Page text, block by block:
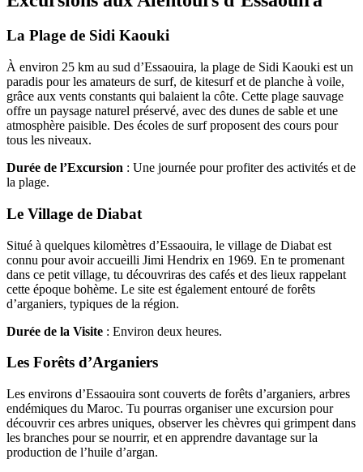
La Plage de Sidi Kaouki
À environ 25 km au sud d’Essaouira, la plage de Sidi Kaouki est un
paradis pour les amateurs de surf, de kitesurf et de planche à voile,
grâce aux vents constants qui balaient la côte. Cette plage sauvage
offre un paysage naturel préservé, avec des dunes de sable et une
atmosphère paisible. Des écoles de surf proposent des cours pour
tous les niveaux.
Durée de l’Excursion : Une journée pour profiter des activités et de
la plage.
Le Village de Diabat
Situé à quelques kilomètres d’Essaouira, le village de Diabat est
connu pour avoir accueilli Jimi Hendrix en 1969. En te promenant
dans ce petit village, tu découvriras des cafés et des lieux rappelant
cette époque bohème. Le site est également entouré de forêts
d’arganiers, typiques de la région.
Durée de la Visite : Environ deux heures.
Les Forêts d’Arganiers
Les environs d’Essaouira sont couverts de forêts d’arganiers, arbres
endémiques du Maroc. Tu pourras organiser une excursion pour
découvrir ces arbres uniques, observer les chèvres qui grimpent dans
les branches pour se nourrir, et en apprendre davantage sur la
production de l’huile d’argan.